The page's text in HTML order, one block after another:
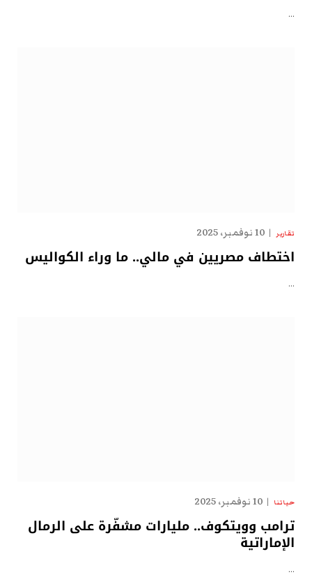
…
تقارير 10 نوفمبر، 2025
اختطاف مصريين في مالي.. ما وراء الكواليس
…
حياتنا 10 نوفمبر، 2025
ترامب وويتكوف.. مليارات مشفّرة على الرمال
الإماراتية
…